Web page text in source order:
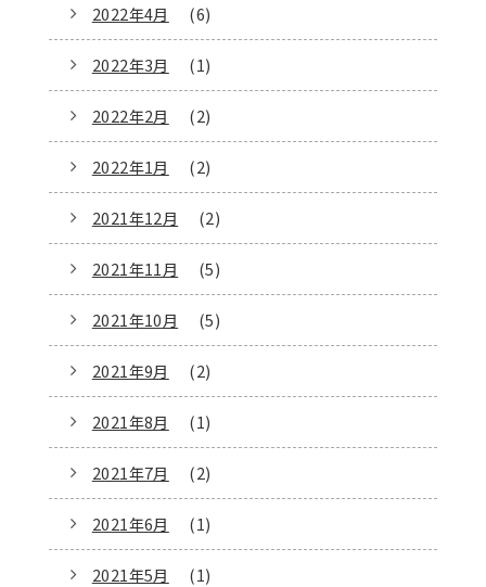
2022年4月 (6)
2022年3月 (1)
2022年2月 (2)
2022年1月 (2)
2021年12月 (2)
2021年11月 (5)
2021年10月 (5)
2021年9月 (2)
2021年8月 (1)
2021年7月 (2)
2021年6月 (1)
2021年5月 (1)